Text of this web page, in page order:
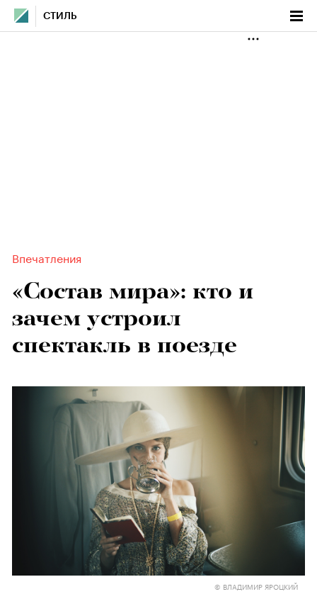
СТИЛЬ
Впечатления
«Состав мира»: кто и
зачем устроил
спектакль в поезде
© ВЛАДИМИР ЯРОЦКИЙ